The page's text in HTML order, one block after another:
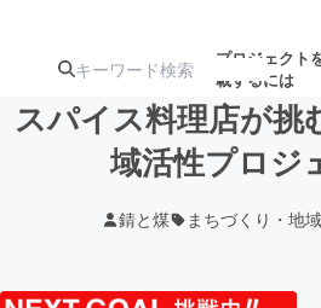
プロジェクト
載するには
注目のリ
ターン
注目の新着プロ
ジェクト
募
ロ
スパイス料理店が挑
域活性プロジ
錆と煤 まちづくり・地